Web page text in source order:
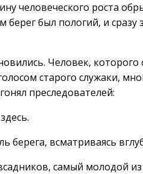
человеческого роста
был пологий, и сразу
Человек,
старого служаки,
преследователей:
берега, всматриваясь
самый молодой